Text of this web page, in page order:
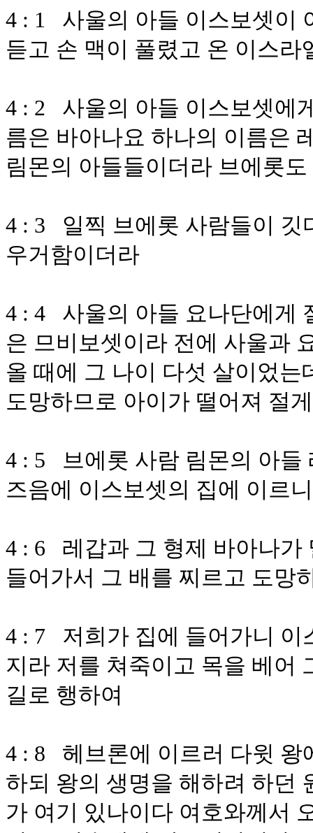
4 : 1 사울의 아들 이스보셋이
듣고 손 맥이 풀렸고 온 이스라
4 : 2 사울의 아들 이스보셋에
름은 바아나요 하나의 이름은
림몬의 아들들이더라 브에롯
4 : 3 일찍 브에롯 사람들이 깃
우거함이더라
4 : 4 사울의 아들 요나단에게
은 므비보셋이라 전에 사울과
올 때에 그 나이 다섯 살이었
도망하므로 아이가 떨어져 절
4 : 5 브에롯 사람 림몬의 아들
즈음에 이스보셋의 집에 이르
4 : 6 레갑과 그 형제 바아나가
들어가서 그 배를 찌르고 도망
4 : 7 저희가 집에 들어가니 이
지라 저를 쳐죽이고 목을 베어
길로 행하여
4 : 8 헤브론에 이르러 다윗 왕
하되 왕의 생명을 해하려 하던
가 여기 있나이다 여호와께서